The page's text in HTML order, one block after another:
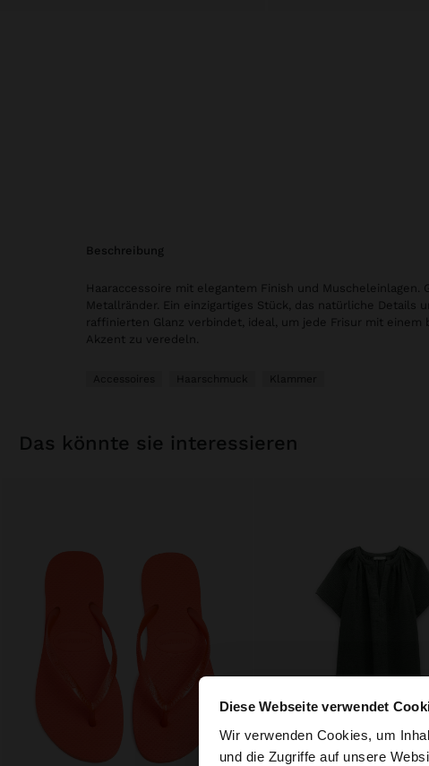
Diese Webseite verwendet
Wir verwenden Cookies, um
und die Zugriffe auf unsere
hallo
beschreibung
Haaraccessoire mit elegantem Finish und Muscheleinlagen.
Metallränder. Ein einzigartiges Stück, das natürliche Details
raffinierten Glanz verbindet, ideal, um jede Frisur mit einem
Akzent zu veredeln.
Accessoires Haarschmuck Klammer
das könnte sie interessieren